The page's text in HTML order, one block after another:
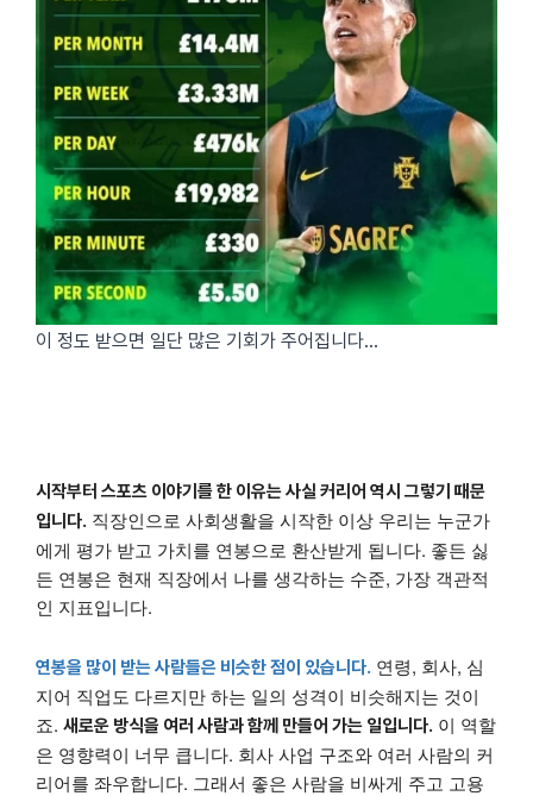
이 정도 받으면 일단 많은 기회가 주어집니다…
시작부터 스포츠 이야기를 한 이유는 사실 커리어 역시 그렇기 때문
입니다. 직장인으로 사회생활을 시작한 이상 우리는 누군가
에게 평가 받고 가치를 연봉으로 환산받게 됩니다. 좋든 싫
든 연봉은 현재 직장에서 나를 생각하는 수준, 가장 객관적
인 지표입니다.
연봉을 많이 받는 사람들은 비슷한 점이 있습니다. 연령, 회사, 심
지어 직업도 다르지만 하는 일의 성격이 비슷해지는 것이
죠. 새로운 방식을 여러 사람과 함께 만들어 가는 일입니다. 이 역할
은 영향력이 너무 큽니다. 회사 사업 구조와 여러 사람의 커
리어를 좌우합니다. 그래서 좋은 사람을 비싸게 주고 고용